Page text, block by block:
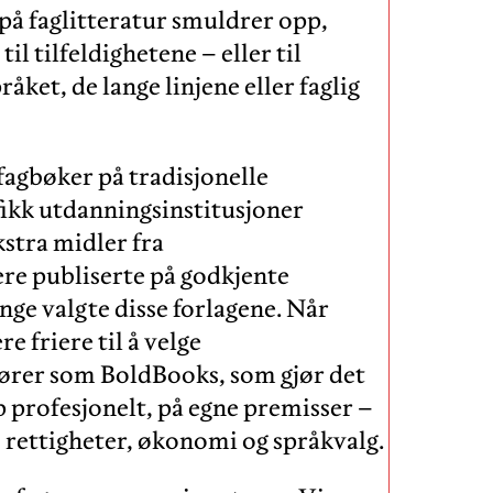
faglitteratur smuldrer opp,
til tilfeldighetene – eller til
de lange linjene eller faglig
på tradisjonelle
utdanningsinstitusjoner
midler fra
publiserte på godkjente
valgte disse forlagene. Når
friere til å velge
som BoldBooks, som gjør det
på egne premisser –
økonomi og språkvalg.